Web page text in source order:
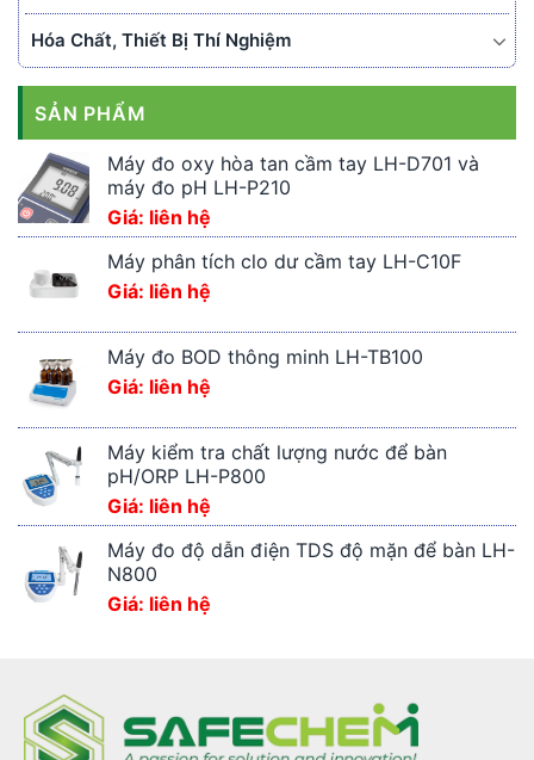
Hóa Chất, Thiết Bị Thí Nghiệm
SẢN PHẨM
Máy đo oxy hòa tan cầm tay LH-D701 và
máy đo pH LH-P210
Giá: liên hệ
Máy phân tích clo dư cầm tay LH-C10F
Giá: liên hệ
Máy đo BOD thông minh LH-TB100
Giá: liên hệ
Máy kiểm tra chất lượng nước để bàn
pH/ORP LH-P800
Giá: liên hệ
Máy đo độ dẫn điện TDS độ mặn để bàn LH-
N800
Giá: liên hệ